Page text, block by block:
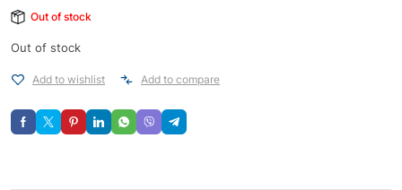
Out of stock
Out of stock
Add to wishlist Add to compare